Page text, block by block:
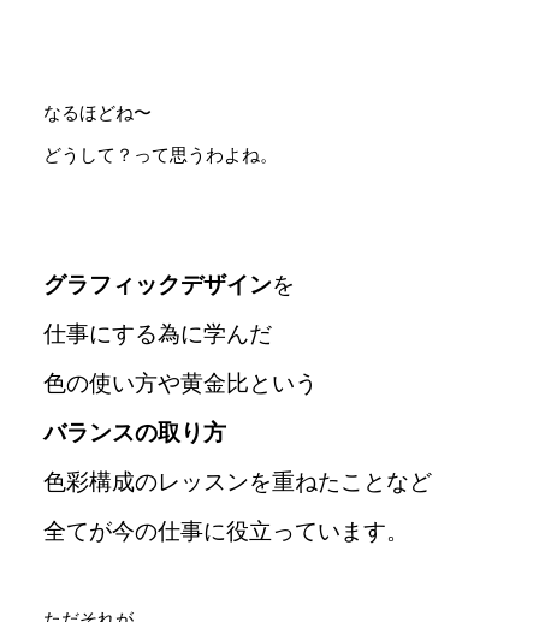
なるほどね〜
どうして？って思うわよね。
グラフィックデザインを
仕事にする為に学んだ
色の使い方や黄金比という
バランスの取り方
色彩構成のレッスンを重ねたことなど
全てが今の仕事に役立っています。